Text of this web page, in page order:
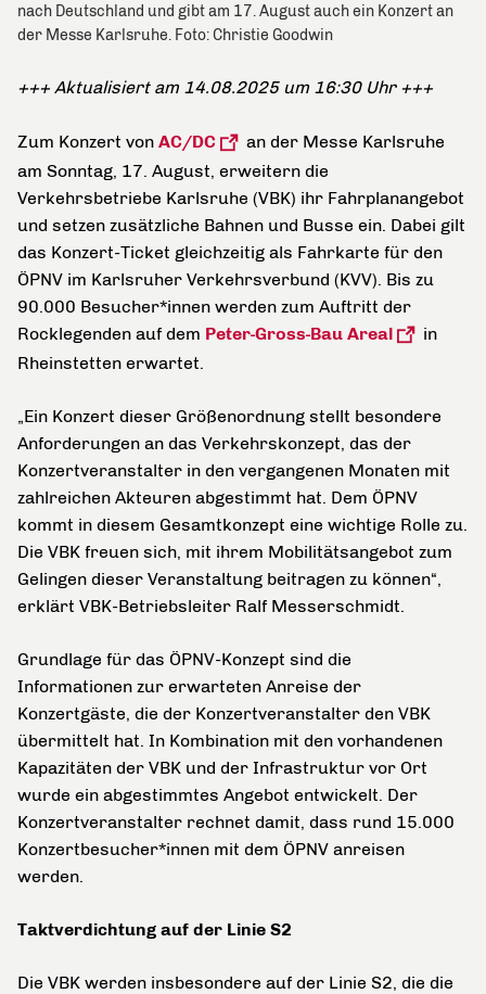
nach Deutschland und gibt am 17. August auch ein Konzert an
der Messe Karlsruhe. Foto: Christie Goodwin
+++ Aktualisiert am 14.08.2025 um 16:30 Uhr +++
Zum Konzert von AC/DC
an der Messe Karlsruhe
am Sonntag, 17. August, erweitern die
Verkehrsbetriebe Karlsruhe (VBK) ihr Fahrplanangebot
und setzen zusätzliche Bahnen und Busse ein. Dabei gilt
das Konzert-Ticket gleichzeitig als Fahrkarte für den
ÖPNV im Karlsruher Verkehrsverbund (KVV). Bis zu
90.000 Besucher*innen werden zum Auftritt der
Rocklegenden auf dem Peter-Gross-Bau Areal
in
Rheinstetten erwartet.
„Ein Konzert dieser Größenordnung stellt besondere
Anforderungen an das Verkehrskonzept, das der
Konzertveranstalter in den vergangenen Monaten mit
zahlreichen Akteuren abgestimmt hat. Dem ÖPNV
kommt in diesem Gesamtkonzept eine wichtige Rolle zu.
Die VBK freuen sich, mit ihrem Mobilitätsangebot zum
Gelingen dieser Veranstaltung beitragen zu können“,
erklärt VBK-Betriebsleiter Ralf Messerschmidt.
Grundlage für das ÖPNV-Konzept sind die
Informationen zur erwarteten Anreise der
Konzertgäste, die der Konzertveranstalter den VBK
übermittelt hat. In Kombination mit den vorhandenen
Kapazitäten der VBK und der Infrastruktur vor Ort
wurde ein abgestimmtes Angebot entwickelt. Der
Konzertveranstalter rechnet damit, dass rund 15.000
Konzertbesucher*innen mit dem ÖPNV anreisen
werden.
Taktverdichtung auf der Linie S2
Die VBK werden insbesondere auf der Linie S2, die die